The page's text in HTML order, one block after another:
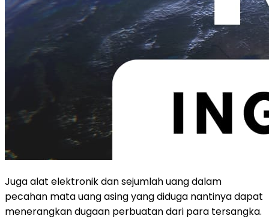
Juga alat elektronik dan sejumlah uang dalam
pecahan mata uang asing yang diduga nantinya dapat
menerangkan dugaan perbuatan dari para tersangka.